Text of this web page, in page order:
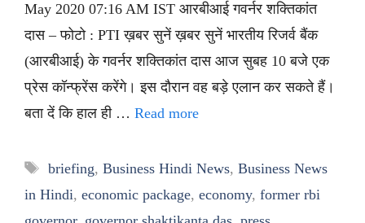
May 2020 07:16 AM IST आरबीआई गवर्नर शक्तिकांत
दास – फोटो : PTI ख़बर सुनें ख़बर सुनें भारतीय रिजर्व बैंक
(आरबीआई) के गवर्नर शक्तिकांत दास आज सुबह 10 बजे एक
प्रेस कॉन्फ्रेंस करेंगे। इस दौरान वह बड़े एलान कर सकते हैं।
बता दें कि हाल ही … Read more
Tags
briefing, Business Hindi News, Business News
in Hindi, economic package, economy, former rbi